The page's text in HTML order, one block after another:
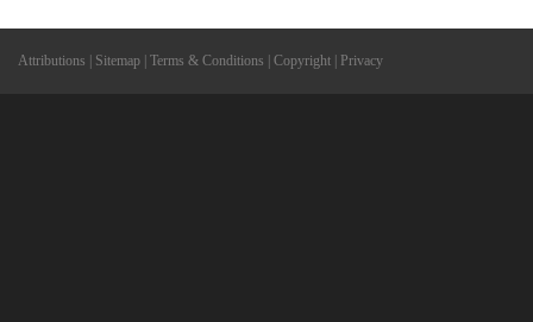
Attributions Sitemap Terms & Conditions Copyright Privacy